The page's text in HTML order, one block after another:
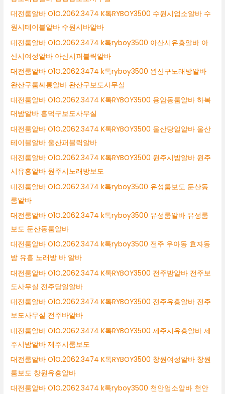
대전룸알바 O1O.2062.3474 K톡RYBOY3500 수원시업소알바 수
원시테이블알바 수원시바알바
대전룸알바 O1O.2062.3474 k톡ryboy3500 아산시유흥알바 아
산시여성알바 아산시퍼블릭알바
대전룸알바 O1O.2062.3474 k톡ryboy3500 완산구노래방알바
완산구룸싸롱알바 완산구보도사무실
대전룸알바 O1O.2062.3474 K톡RYBOY3500 용암동룸알바 하복
대밤알바 흥덕구보도사무실
대전룸알바 O1O.2062.3474 K톡RYBOY3500 울산당일알바 울산
테이블알바 울산퍼블릭알바
대전룸알바 O1O.2062.3474 K톡RYBOY3500 원주시밤알바 원주
시유흥알바 원주시노래방보도
대전룸알바 O1O.2062.3474 k톡ryboy3500 유성룸보도 둔산동
룸알바
대전룸알바 O1O.2062.3474 k톡ryboy3500 유성룸알바 유성룸
보도 둔산동룸알바
대전룸알바 O1O.2062.3474 k톡ryboy3500 전주 우아동 효자동
밤 유흥 노래방 바 알바
대전룸알바 O1O.2062.3474 K톡RYBOY3500 전주밤알바 전주보
도사무실 전주당일알바
대전룸알바 O1O.2062.3474 K톡RYBOY3500 전주유흥알바 전주
보도사무실 전주바알바
대전룸알바 O1O.2062.3474 K톡RYBOY3500 제주시유흥알바 제
주시밤알바 제주시룸보도
대전룸알바 O1O.2062.3474 K톡RYBOY3500 창원여성알바 창원
룸보도 창원유흥알바
대전룸알바 O1O.2062.3474 k톡ryboy3500 천안업소알바 천안